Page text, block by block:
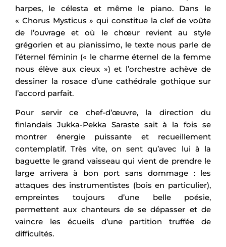
harpes, le célesta et même le piano. Dans le
« Chorus Mysticus » qui constitue la clef de voûte
de l’ouvrage et où le chœur revient au style
grégorien et au pianissimo, le texte nous parle de
l’éternel féminin (« le charme éternel de la femme
nous élève aux cieux ») et l’orchestre achève de
dessiner la rosace d’une cathédrale gothique sur
l’accord parfait.
Pour servir ce chef-d’œuvre, la direction du
finlandais Jukka-Pekka Saraste sait à la fois se
montrer énergie puissante et recueillement
contemplatif. Très vite, on sent qu’avec lui à la
baguette le grand vaisseau qui vient de prendre le
large arrivera à bon port sans dommage : les
attaques des instrumentistes (bois en particulier),
empreintes toujours d’une belle poésie,
permettent aux chanteurs de se dépasser et de
vaincre les écueils d’une partition truffée de
difficultés.